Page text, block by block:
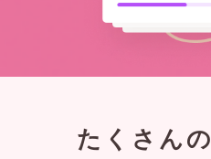
たくさんの